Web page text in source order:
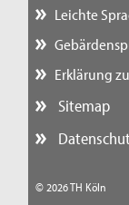
Leichte
Erklärung
Sitemap
© 2026 TH Köln